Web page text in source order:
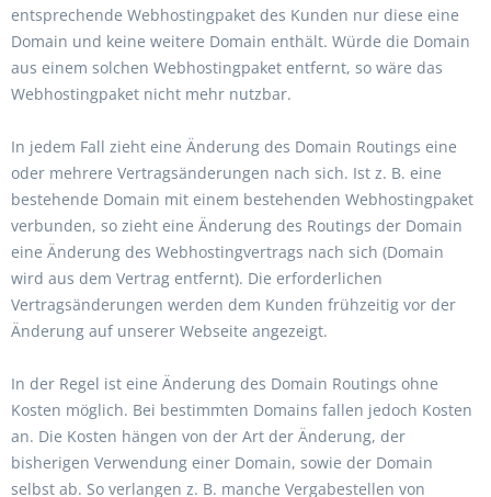
entsprechende Webhostingpaket des Kunden nur diese eine
Domain und keine weitere Domain enthält. Würde die Domain
aus einem solchen Webhostingpaket entfernt, so wäre das
Webhostingpaket nicht mehr nutzbar.
In jedem Fall zieht eine Änderung des Domain Routings eine
oder mehrere Vertragsänderungen nach sich. Ist z. B. eine
bestehende Domain mit einem bestehenden Webhostingpaket
verbunden, so zieht eine Änderung des Routings der Domain
eine Änderung des Webhostingvertrags nach sich (Domain
wird aus dem Vertrag entfernt). Die erforderlichen
Vertragsänderungen werden dem Kunden frühzeitig vor der
Änderung auf unserer Webseite angezeigt.
In der Regel ist eine Änderung des Domain Routings ohne
Kosten möglich. Bei bestimmten Domains fallen jedoch Kosten
an. Die Kosten hängen von der Art der Änderung, der
bisherigen Verwendung einer Domain, sowie der Domain
selbst ab. So verlangen z. B. manche Vergabestellen von